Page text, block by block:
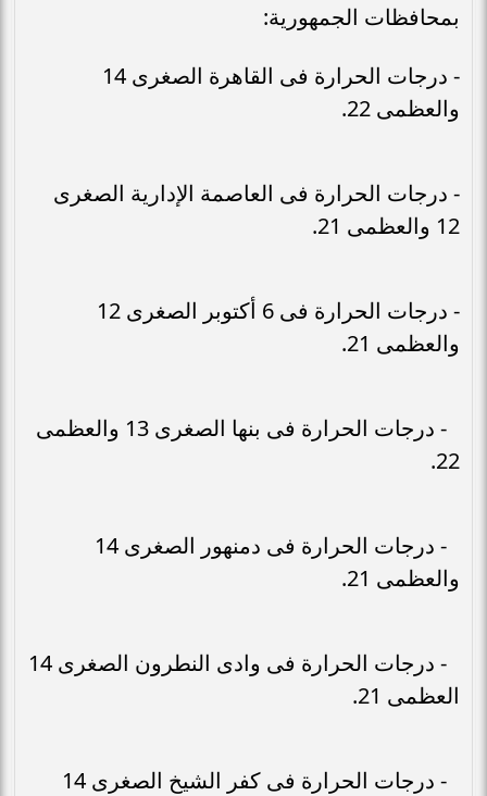
بمحافظات الجمهورية:
- درجات الحرارة فى القاهرة الصغرى 14
والعظمى 22.
- درجات الحرارة فى العاصمة الإدارية الصغرى
12 والعظمى 21.
- درجات الحرارة فى 6 أكتوبر الصغرى 12
والعظمى 21.
- درجات الحرارة فى بنها الصغرى 13 والعظمى
22.
- درجات الحرارة فى دمنهور الصغرى 14
والعظمى 21.
- درجات الحرارة فى وادى النطرون الصغرى 14
العظمى 21.
- درجات الحرارة فى كفر الشيخ الصغرى 14